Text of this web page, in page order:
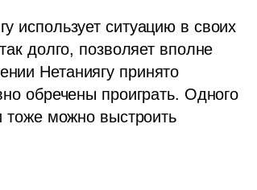
использует ситуацию в своих
долго, позволяет вполне
Нетаниягу принято
обречены проиграть. Одного
тоже можно выстроить